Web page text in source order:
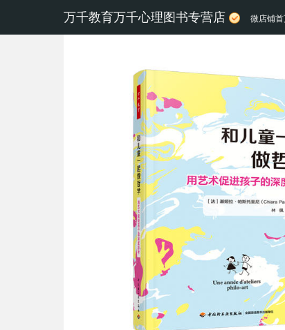
万千教育万千心理图书专营店 微店铺